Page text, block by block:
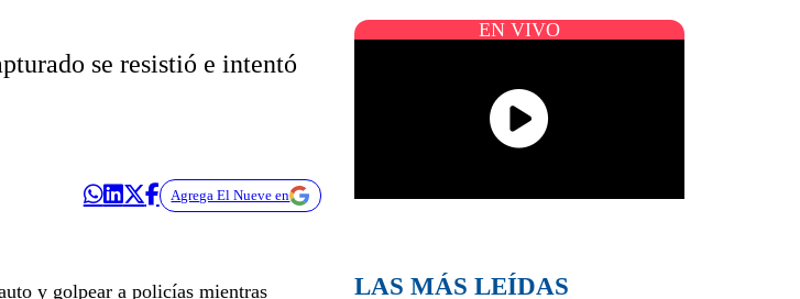
se resistió e intentó
Agrega El Nueve en
y golpear a policías mientras
EN VIVO
LAS MÁS LEÍDAS